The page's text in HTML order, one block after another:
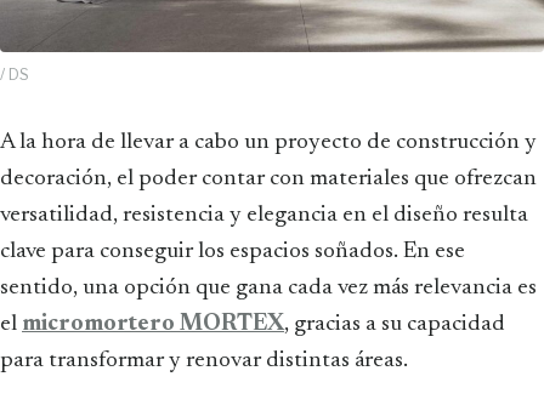
/ DS
A la hora de llevar a cabo un proyecto de construcción y
decoración, el poder contar con materiales que ofrezcan
versatilidad, resistencia y elegancia en el diseño resulta
clave para conseguir los espacios soñados. En ese
sentido, una opción que gana cada vez más relevancia es
el micromortero MORTEX, gracias a su capacidad
para transformar y renovar distintas áreas.